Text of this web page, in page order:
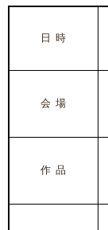
日 時
会 場
作 品